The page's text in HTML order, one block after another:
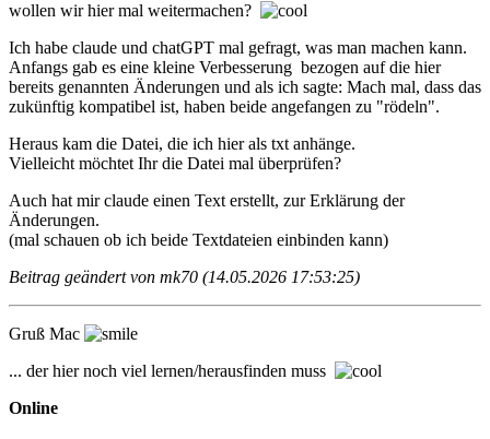
wollen wir hier mal weitermachen?
Ich habe claude und chatGPT mal gefragt, was man machen kann.
Anfangs gab es eine kleine Verbesserung bezogen auf die hier
bereits genannten Änderungen und als ich sagte: Mach mal, dass das
zukünftig kompatibel ist, haben beide angefangen zu "rödeln".
Heraus kam die Datei, die ich hier als txt anhänge.
Vielleicht möchtet Ihr die Datei mal überprüfen?
Auch hat mir claude einen Text erstellt, zur Erklärung der
Änderungen.
(mal schauen ob ich beide Textdateien einbinden kann)
Beitrag geändert von mk70 (14.05.2026 17:53:25)
Gruß Mac
... der hier noch viel lernen/herausfinden muss
Online